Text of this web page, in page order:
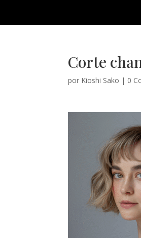
Corte
por Kioshi Sako | 0